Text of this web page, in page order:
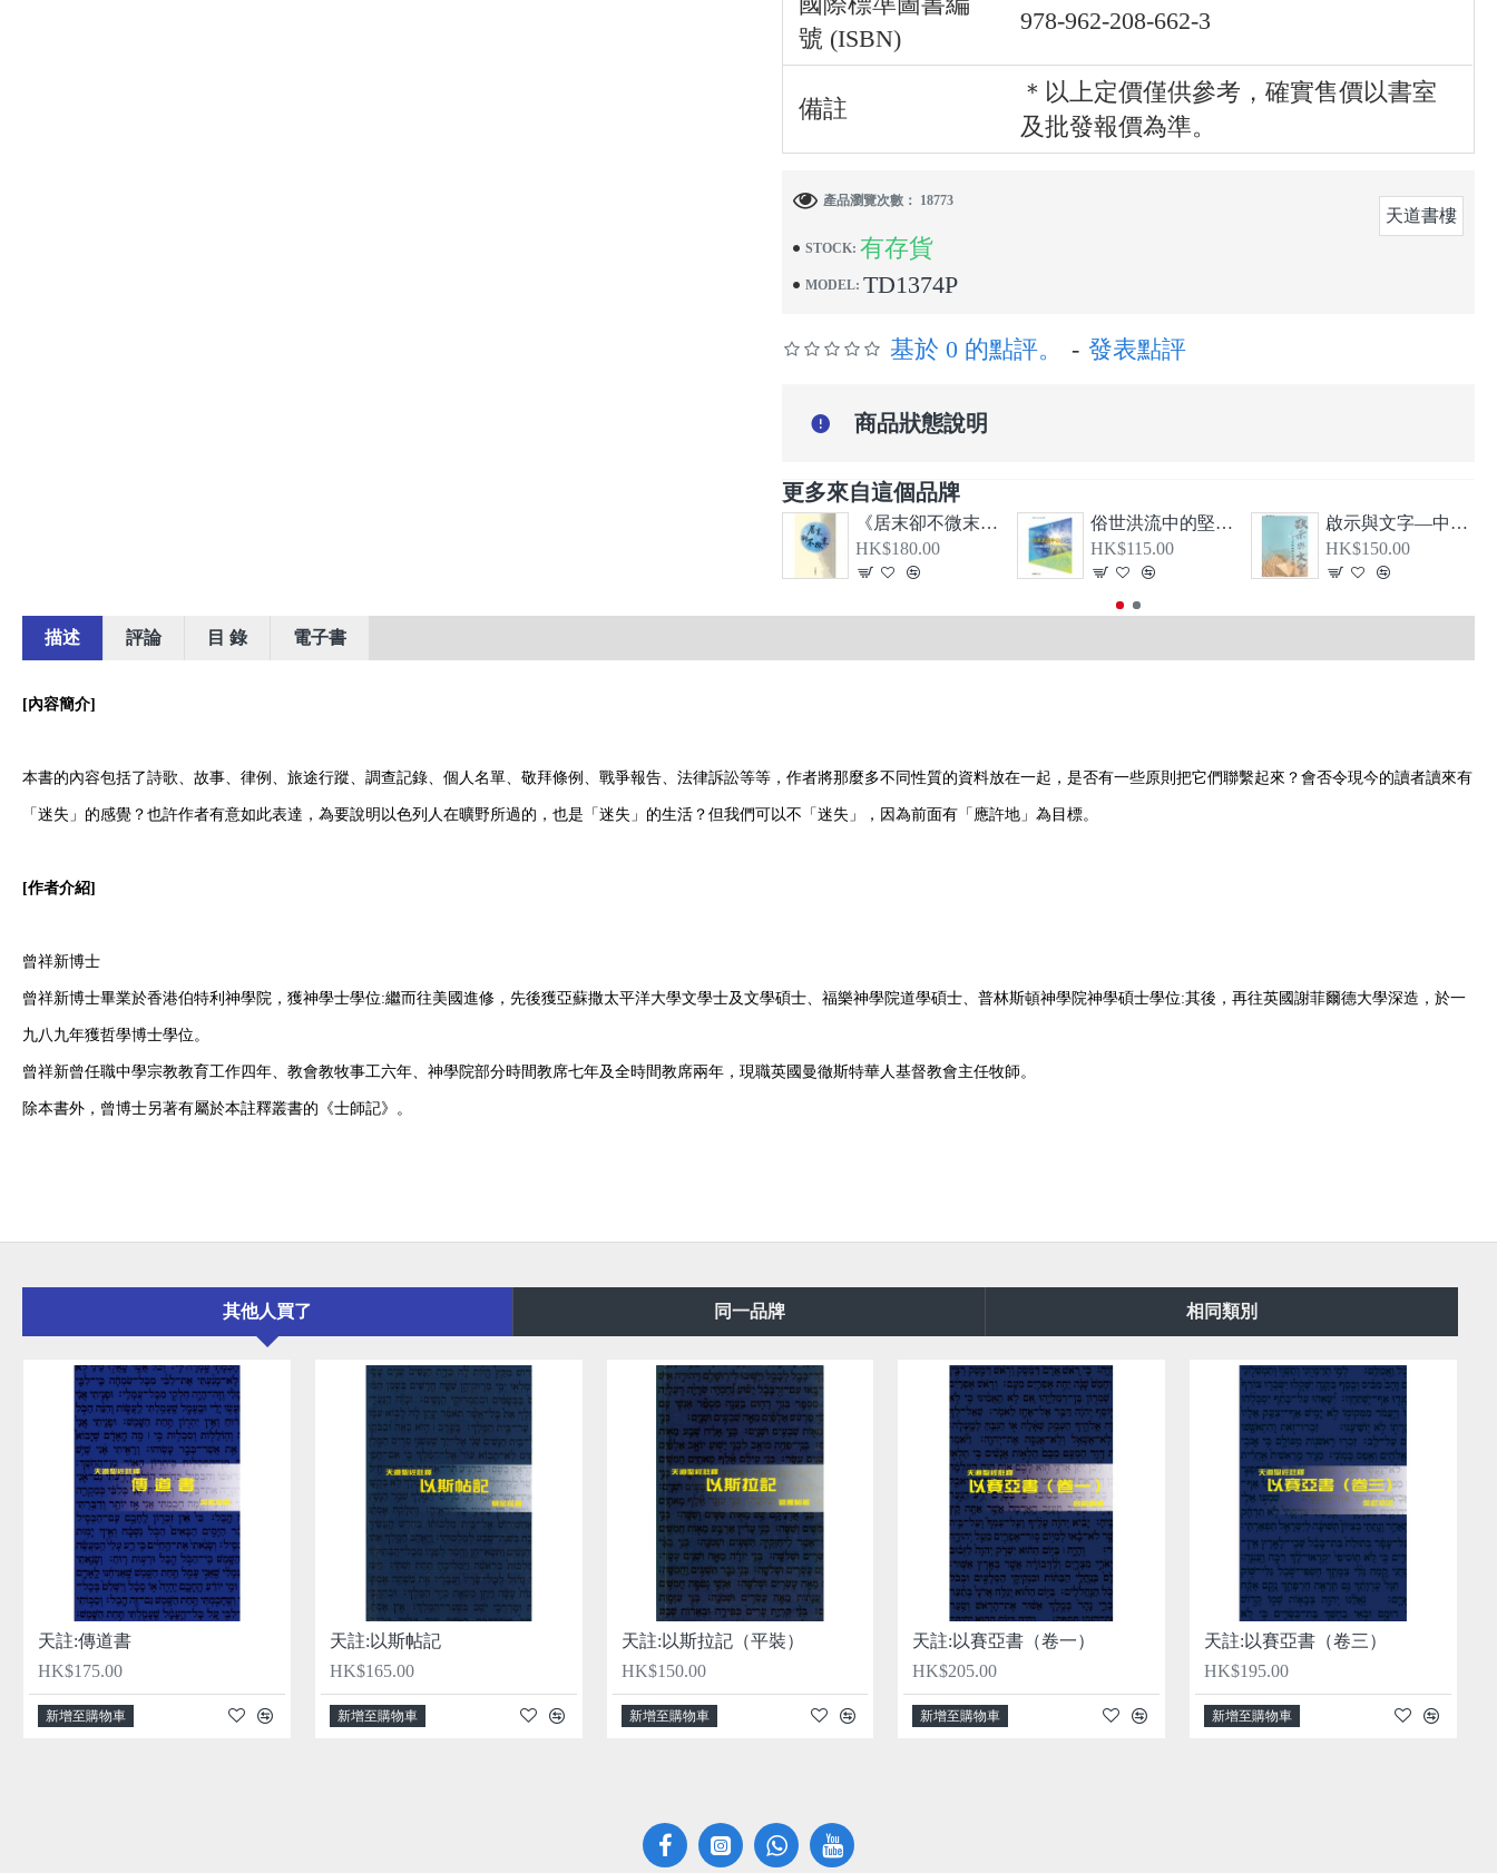
號 (ISBN)
978-962-208-662-3
備註
＊以上定價僅供參考，確實售價以書室
及批發報價為準。
STOCK: 有存貨
MODEL: TD1374P
天道書樓
產品瀏覽次數： 18773
基於 0 的點評。 - 發表點評
更多來自這個品牌
《居末卻不微末—希伯來書、大公書信及啟示錄導論》
HK$180.00
俗世洪流中的堅信—從教牧書信看顛覆現實的基督信仰
HK$115.00
啟示與文字—中文聖經翻譯的故事（1807-1919）
HK$150.00
商品狀態說明
描述 評論 目 錄 電子書
[內容簡介]
本書的內容包括了詩歌、故事、律例、旅途行蹤、調查記錄、個人名單、敬拜條例、戰爭報告、法律訴訟等等，作者將那麼多不同性質的資料放在一起，是否有一些原則把它們聯繫起來？會否令現今的讀者讀來有
「迷失」的感覺？也許作者有意如此表達，為要說明以色列人在曠野所過的，也是「迷失」的生活？但我們可以不「迷失」，因為前面有「應許地」為目標。
[作者介紹]
曾祥新博士
曾祥新博士畢業於香港伯特利神學院，獲神學士學位:繼而往美國進修，先後獲亞蘇撒太平洋大學文學士及文學碩士、福樂神學院道學碩士、普林斯頓神學院神學碩士學位:其後，再往英國謝菲爾德大學深造，於一
九八九年獲哲學博士學位。
曾祥新曾任職中學宗教教育工作四年、教會教牧事工六年、神學院部分時間教席七年及全時間教席兩年，現職英國曼徹斯特華人基督教會主任牧師。
除本書外，曾博士另著有屬於本註釋叢書的《士師記》。
其他人買了 同一品牌 相同類別
天註:傳道書
HK$175.00
新增至購物車
天註:以斯帖記
HK$165.00
新增至購物車
天註:以斯拉記（平裝）
HK$150.00
新增至購物車
天註:以賽亞書（卷一）
HK$205.00
新增至購物車
天註:以賽亞書（卷三）
HK$195.00
新增至購物車